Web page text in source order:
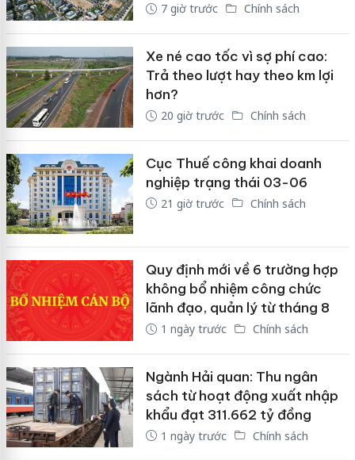
7 giờ trước Chính sách
Xe né cao tốc vì sợ phí cao:
Trả theo lượt hay theo km lợi
hơn?
20 giờ trước Chính sách
Cục Thuế công khai doanh
nghiệp trạng thái 03-06
21 giờ trước Chính sách
Quy định mới về 6 trường hợp
không bổ nhiệm công chức
lãnh đạo, quản lý từ tháng 8
1 ngày trước Chính sách
Ngành Hải quan: Thu ngân
sách từ hoạt động xuất nhập
khẩu đạt 311.662 tỷ đồng
1 ngày trước Chính sách